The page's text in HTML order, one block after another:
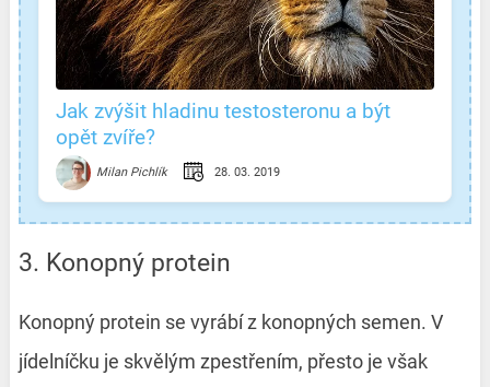
Jak zvýšit hladinu testosteronu a být
opět zvíře?
Milan Pichlík 28. 03. 2019
3. Konopný protein
Konopný protein se vyrábí z konopných semen. V
jídelníčku je skvělým zpestřením, přesto je však